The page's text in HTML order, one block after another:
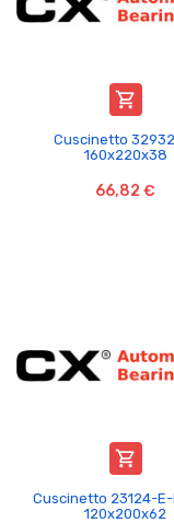

Cuscinetto
160x220x38
66,82 €

Cuscinetto 23124-E-
120x200x62